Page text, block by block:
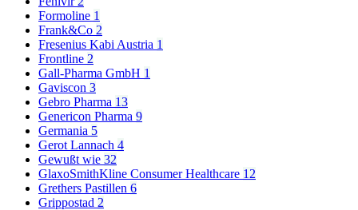
Formoline 1
Frank&Co 2
Fresenius Kabi Austria 1
Frontline 2
Gall-Pharma GmbH 1
Gaviscon 3
Gebro Pharma 13
Genericon Pharma 9
Germania 5
Gerot Lannach 4
Gewußt wie 32
GlaxoSmithKline Consumer Healthcare 12
Grethers Pastillen 6
Grippostad 2